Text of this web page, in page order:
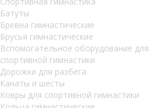
Батуты
Бревна гимнастические
Брусья гимнастические
Вспомогательное оборудование для
спортивной гимнастики
Дорожки для разбега
Канаты и шесты
Ковры для спортивной гимнастики